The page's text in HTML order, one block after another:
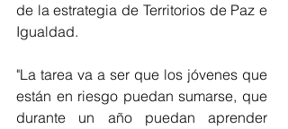
de la estrategia de Territorios de Paz e
Igualdad.
"La tarea va a ser que los jóvenes que
están en riesgo puedan sumarse, que
durante un año puedan aprender